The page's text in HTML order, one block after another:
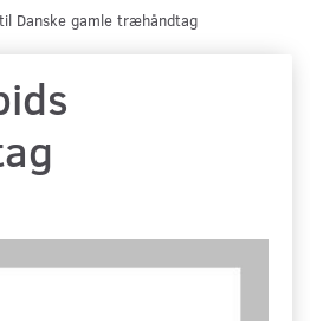
Danske gamle træhåndtag